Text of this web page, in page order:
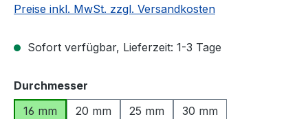
Preise inkl. MwSt. zzgl. Versandkosten
Sofort verfügbar, Lieferzeit: 1-3 Tage
Durchmesser
16 mm
20 mm 25 mm 30 mm